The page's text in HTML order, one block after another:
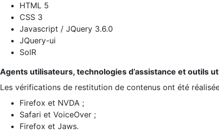
HTML 5
CSS 3
Javascript / JQuery 3.6.0
JQuery-ui
SolR
Agents utilisateurs, technologies d’assistance et outils
Les vérifications de restitution de contenus ont été
Firefox et NVDA ;
Safari et VoiceOver ;
Firefox et Jaws.